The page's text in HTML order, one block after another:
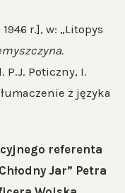
r.], w: „Litopys
P.J. Poticzny, I.
z języka
referenta
Jar” Petra